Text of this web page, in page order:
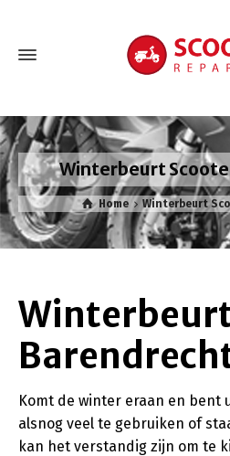
Winterbeurt
Home Winterbeurt
Komt de winter eraan en bent
alsnog veel te gebruiken of
kan het verstandig zijn om te